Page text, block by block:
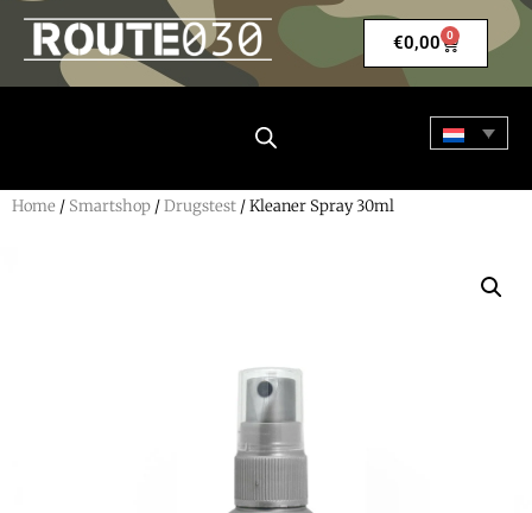
€0,00 0
Home / Smartshop /Drugstest / Kleaner Spray 30ml